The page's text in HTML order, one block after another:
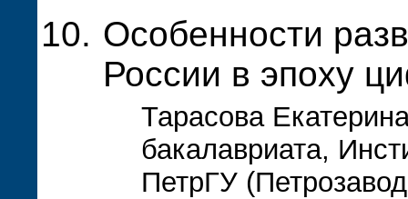
Особенности
России в эпоху
Тарасова
бакалавриата,
ПетрГУ